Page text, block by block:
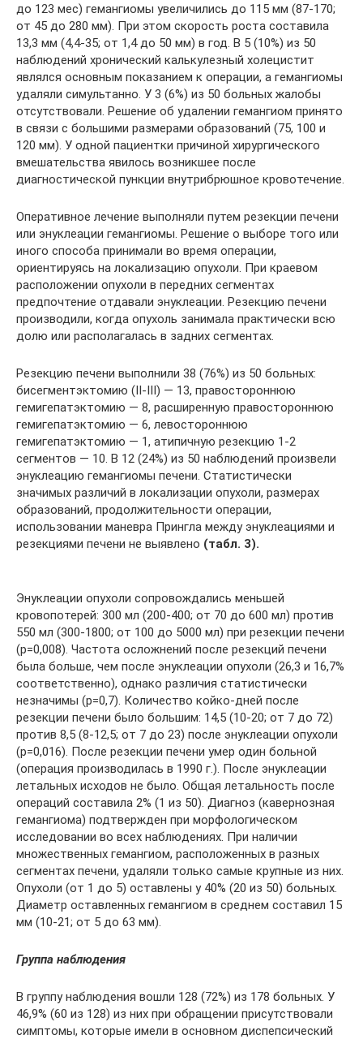
до 123 мес) гемангиомы увеличились до 115 мм (87-170;
от 45 до 280 мм). При этом скорость роста составила
13,3 мм (4,4-35; от 1,4 до 50 мм) в год. В 5 (10%) из 50
наблюдений хронический калькулезный холецистит
являлся основным показанием к операции, а гемангиомы
удаляли симультанно. У 3 (6%) из 50 больных жалобы
отсутствовали. Решение об удалении гемангиом принято
в связи с большими размерами образований (75, 100 и
120 мм). У одной пациентки причиной хирургического
вмешательства явилось возникшее после
диагностической пункции внутрибрюшное кровотечение.
Оперативное лечение выполняли путем резекции печени
или энуклеации гемангиомы. Решение о выборе того или
иного способа принимали во время операции,
ориентируясь на локализацию опухоли. При краевом
расположении опухоли в передних сегментах
предпочтение отдавали энуклеации. Резекцию печени
производили, когда опухоль занимала практически всю
долю или располагалась в задних сегментах.
Резекцию печени выполнили 38 (76%) из 50 больных:
бисегментэктомию (II-III) — 13, правостороннюю
гемигепатэктомию — 8, расширенную правостороннюю
гемигепатэктомию — 6, левостороннюю
гемигепатэктомию — 1, атипичную резекцию 1-2
сегментов — 10. В 12 (24%) из 50 наблюдений произвели
энуклеацию гемангиомы печени. Статистически
значимых различий в локализации опухоли, размерах
образований, продолжительности операции,
использовании маневра Прингла между энуклеациями и
резекциями печени не выявлено (табл. 3).
Энуклеации опухоли сопровождались меньшей
кровопотерей: 300 мл (200-400; от 70 до 600 мл) против
550 мл (300-1800; от 100 до 5000 мл) при резекции печени
(p=0,008). Частота осложнений после резекций печени
была больше, чем после энуклеации опухоли (26,3 и 16,7%
соответственно), однако различия статистически
незначимы (p=0,7). Количество койко-дней после
резекции печени было большим: 14,5 (10-20; от 7 до 72)
против 8,5 (8-12,5; от 7 до 23) после энуклеации опухоли
(p=0,016). После резекции печени умер один больной
(операция производилась в 1990 г.). После энуклеации
летальных исходов не было. Общая летальность после
операций составила 2% (1 из 50). Диагноз (кавернозная
гемангиома) подтвержден при морфологическом
исследовании во всех наблюдениях. При наличии
множественных гемангиом, расположенных в разных
сегментах печени, удаляли только самые крупные из них.
Опухоли (от 1 до 5) оставлены у 40% (20 из 50) больных.
Диаметр оставленных гемангиом в среднем составил 15
мм (10-21; от 5 до 63 мм).
Группа наблюдения
В группу наблюдения вошли 128 (72%) из 178 больных. У
46,9% (60 из 128) из них при обращении присутствовали
симптомы, которые имели в основном диспепсический